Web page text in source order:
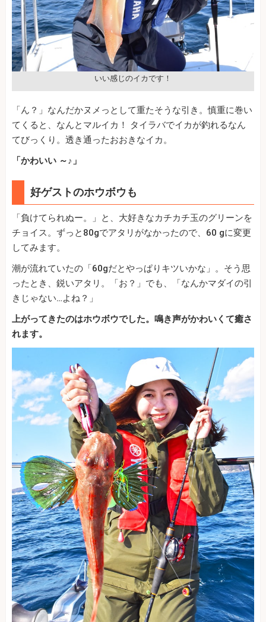
いい感じのイカです！
「ん？」なんだかヌメっとして重たそうな引き。慎重に巻い
てくると、なんとマルイカ！ タイラバでイカが釣れるなん
てびっくり。透き通ったおおきなイカ。
「かわいい ～♪」
好ゲストのホウボウも
「負けてられぬー。」と、大好きなカチカチ玉のグリーンを
チョイス。ずっと80gでアタリがなかったので、60 gに変更
してみます。
潮が流れていたの「60gだとやっぱりキツいかな」。そう思
ったとき、鋭いアタリ。「お？」でも、「なんかマダイの引
きじゃない…よね？」
上がってきたのはホウボウでした。鳴き声がかわいくて癒さ
れます。